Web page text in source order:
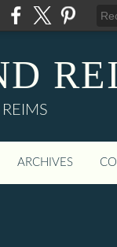
ARCHIVES